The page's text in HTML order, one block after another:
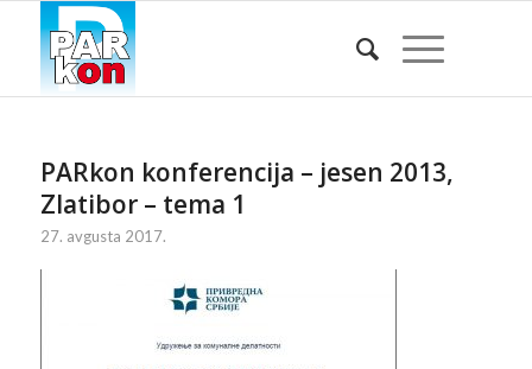
PARkon konferencija – jesen 2013,
Zlatibor – tema 1
27. avgusta 2017.